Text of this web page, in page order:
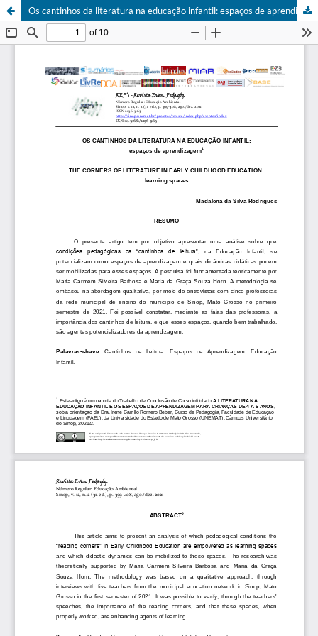
Os cantinhos da literatura na educação infantil: espaços de aprendizagem